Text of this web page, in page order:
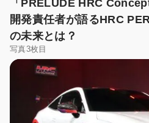
「PRELUDE HRC
開発責任者が語るHRC
の未来とは？
写真3枚目